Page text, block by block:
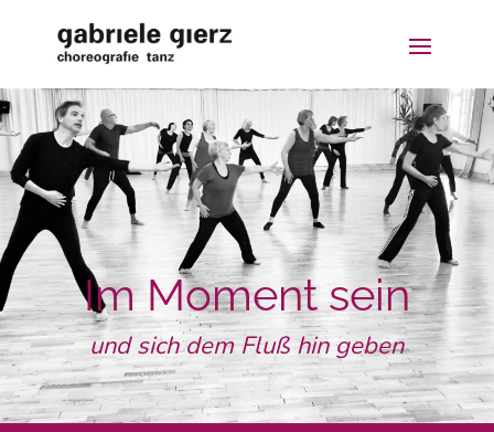
Im Moment sein
und sich dem Fluß hin geben